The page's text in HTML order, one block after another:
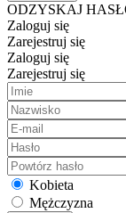
ODZYSKAJ
Zaloguj się
Zarejestruj się
Zaloguj się
Zarejestruj się
Kobieta
Mężczyzna